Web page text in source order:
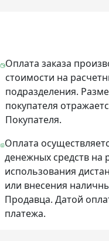
Оплата заказа
стоимости на
подразделения.
покупателя
Покупателя.
Оплата
денежных средств на
использования
или внесения
Продавца. Датой
платежа.